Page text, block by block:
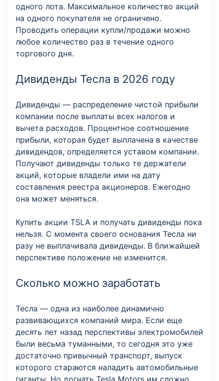
одного лота. Максимальное количество акций
на одного покупателя не ограничено.
Проводить операции купли/продажи можно
любое количество раз в течение одного
торгового дня.
Дивиденды Тесла в 2026 году
Дивиденды — распределение чистой прибыли
компании после выплаты всех налогов и
вычета расходов. Процентное соотношение
прибыли, которая будет выплачена в качестве
дивидендов, определяется уставом компании.
Получают дивиденды только те держатели
акций, которые владели ими на дату
составления реестра акционеров. Ежегодно
она может меняться.
Купить акции TSLA и получать дивиденды пока
нельзя. С момента своего основания Тесла ни
разу не выплачивала дивиденды. В ближайшей
перспективе положение не изменится.
Сколько можно заработать
Тесла — одна из наиболее динамично
развивающихся компаний мира. Если еще
десять лет назад перспективы электромобилей
были весьма туманными, то сегодня это уже
достаточно привычный транспорт, выпуск
которого стараются наладить автомобильные
гиганты. Но догнать Tesla Motors им сложно.